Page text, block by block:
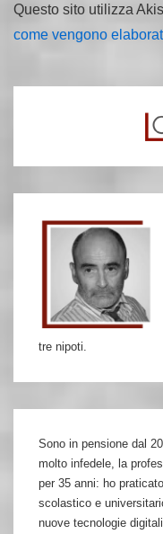
Questo sito utilizza
come vengono
tre nipoti.
Sono in pensione dal
molto infedele, la
per 35 anni: ho
scolastico e
nuove tecnologie